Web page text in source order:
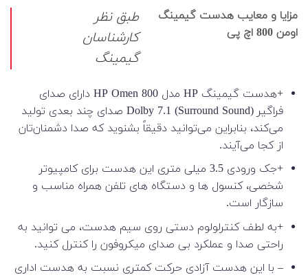
مزایا و معایب هدست گیمینگ
اومن 800 اچ پی
طبق نظر
کارشناسان
گیمینگ
+هدست گیمینگ HP مدل HP Omen 800 دارای صدای
فراگیر Dolby 7.1 (Surround Sound) صدای چند بعدی تولید
می‌کند، بنابراین می‌توانید دقیقاً بشنوید که صدا دشمنان‌تان
از کجا می‌آیند.
+جک ورودی 3.5 میلی متری این هدست برای کامپیوتر
شخصی، کنسول ها و دستگاه های تلفن همراه مناسب و
سازگار است.
+به لطف کنترلولوم دستی روی سیم هدست، می توانید به
راحتی صدا و عملکرد بی صدای میکروفون را کنترل کنید.
– با این هدست آزادی حرکت کمتری نسبت به هدست اداری